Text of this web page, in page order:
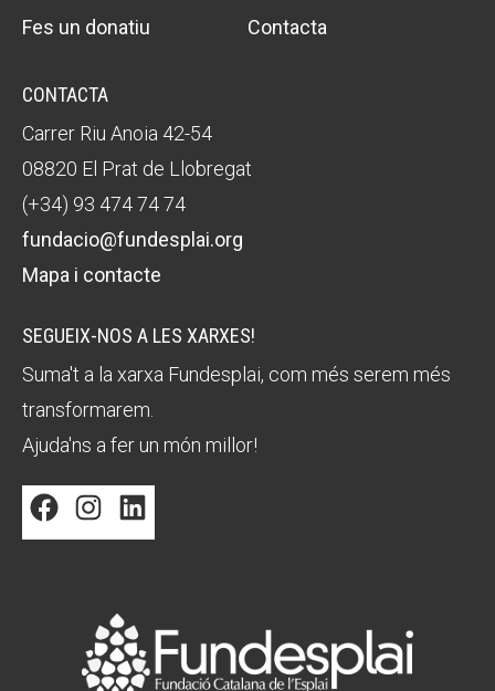
Fes un donatiu
Contacta
CONTACTA
Carrer Riu Anoia 42-54
08820 El Prat de Llobregat
(+34) 93 474 74 74
fundacio@fundesplai.org
Mapa i contacte
SEGUEIX-NOS A LES XARXES!
Suma't a la xarxa Fundesplai, com més serem més
transformarem.
Ajuda'ns a fer un món millor!
FacebookInstagram